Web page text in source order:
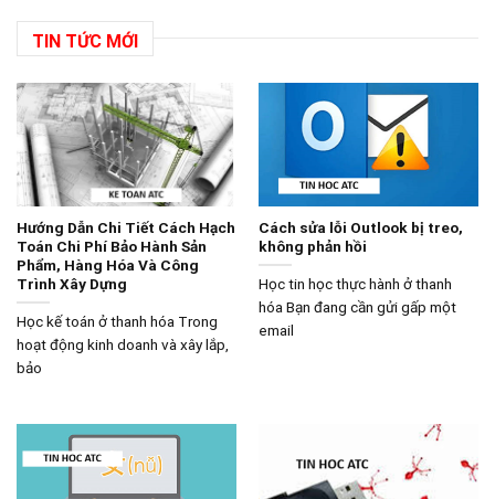
TIN TỨC MỚI
Hướng Dẫn Chi Tiết Cách Hạch
Toán Chi Phí Bảo Hành Sản
Phẩm, Hàng Hóa Và Công
Trình Xây Dựng
Học kế toán ở thanh hóa Trong
hoạt động kinh doanh và xây lắp,
bảo
Cách sửa lỗi Outlook bị treo,
không phản hồi
Học tin học thực hành ở thanh
hóa Bạn đang cần gửi gấp một
email